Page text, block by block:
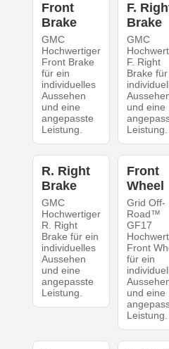
Front
Brake
GMC
Hochwertiger
Front Brake
für ein
individuelles
Aussehen
und eine
angepasste
Leistung.
F.
Brake
GMC
F. Right
Brake
und eine
Leistung.
R. Right
Brake
GMC
Hochwertiger
R. Right
Brake für ein
individuelles
Aussehen
und eine
angepasste
Leistung.
Front
Wheel
Grid Off-
Road™
GF17
Front
für ein
und eine
Leistung.